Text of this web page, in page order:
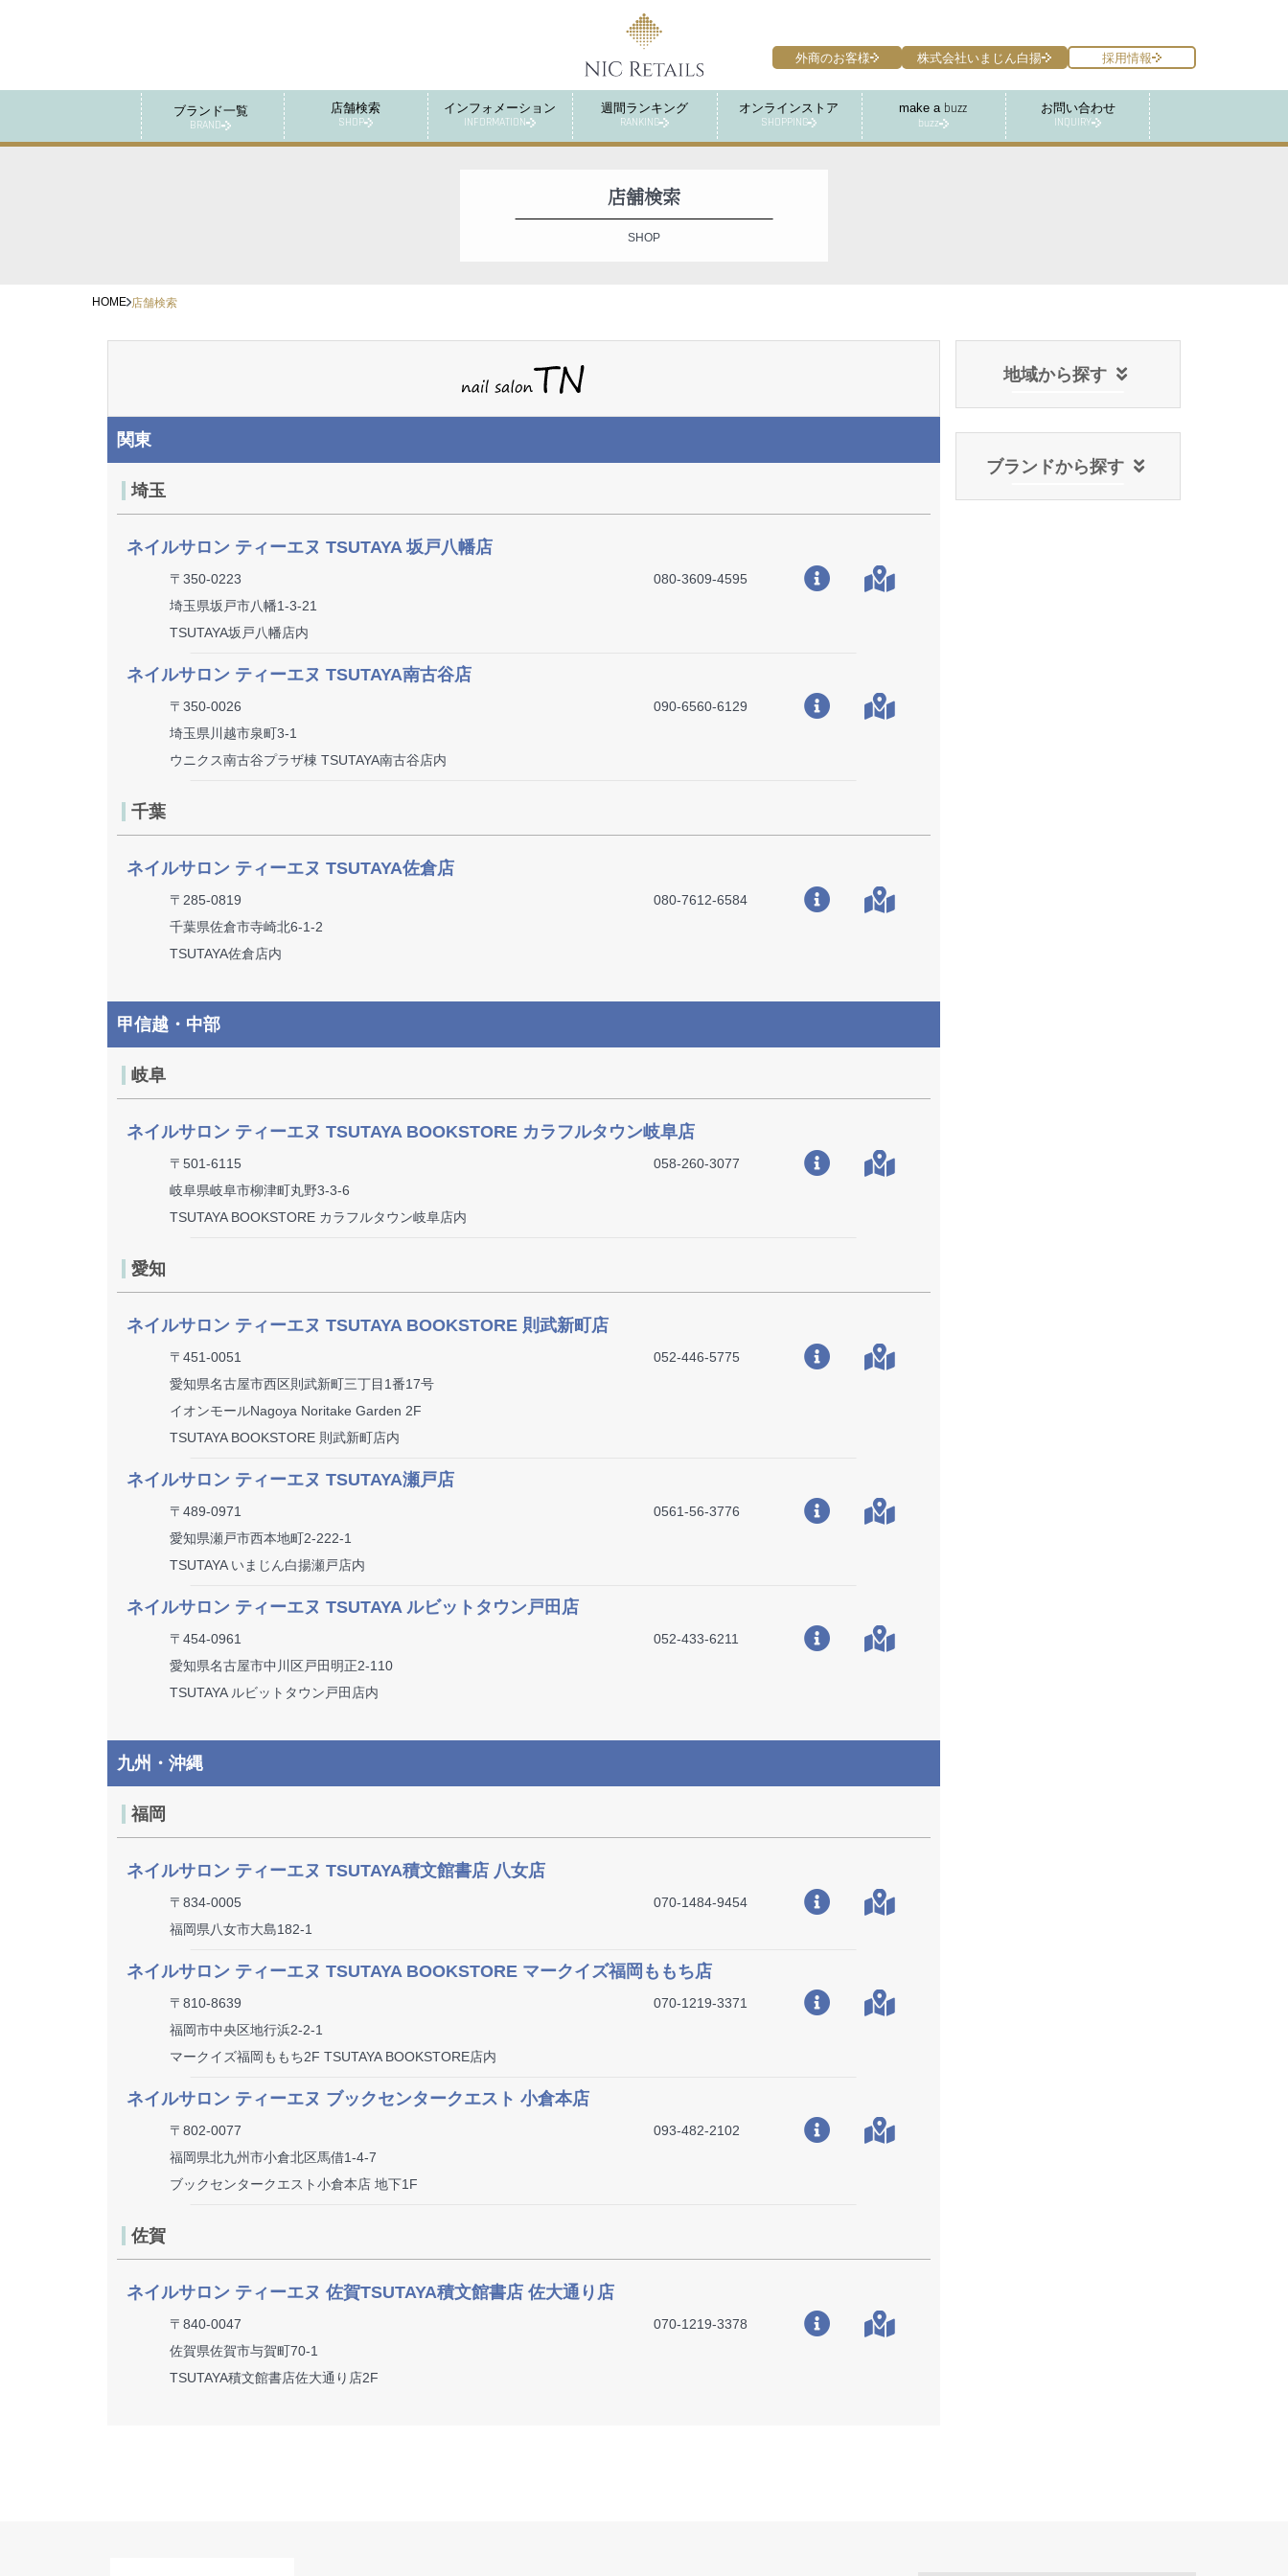
ブランド一覧
BRAND
店舗検索
SHOP
インフォメーション
INFORMATION
週間ランキング
RANKING
オンラインストア
SHOPPING
make a buzz
buzz
お問い合わせ
INQUIRY
外商のお客様 株式会社いまじん白揚 採用情報
店舗検索
SHOP
HOME 店舗検索
関東
埼玉
ネイルサロン ティーエヌ TSUTAYA 坂戸八幡店
〒350-0223
埼玉県坂戸市八幡1-3-21
TSUTAYA坂戸八幡店内
080-3609-4595
ネイルサロン ティーエヌ TSUTAYA南古谷店
〒350-0026
埼玉県川越市泉町3-1
ウニクス南古谷プラザ棟 TSUTAYA南古谷店内
090-6560-6129
千葉
ネイルサロン ティーエヌ TSUTAYA佐倉店
〒285-0819
千葉県佐倉市寺崎北6-1-2
TSUTAYA佐倉店内
080-7612-6584
甲信越・中部
岐阜
ネイルサロン ティーエヌ TSUTAYA BOOKSTORE カラフルタウン岐阜店
〒501-6115
岐阜県岐阜市柳津町丸野3-3-6
TSUTAYA BOOKSTORE カラフルタウン岐阜店内
058-260-3077
愛知
ネイルサロン ティーエヌ TSUTAYA BOOKSTORE 則武新町店
〒451-0051
愛知県名古屋市西区則武新町三丁目1番17号
イオンモールNagoya Noritake Garden 2F
TSUTAYA BOOKSTORE 則武新町店内
052-446-5775
ネイルサロン ティーエヌ TSUTAYA瀬戸店
〒489-0971
愛知県瀬戸市西本地町2-222-1
TSUTAYA いまじん白揚瀬戸店内
0561-56-3776
ネイルサロン ティーエヌ TSUTAYA ルビットタウン戸田店
〒454-0961
愛知県名古屋市中川区戸田明正2-110
TSUTAYA ルビットタウン戸田店内
052-433-6211
九州・沖縄
福岡
ネイルサロン ティーエヌ TSUTAYA積文館書店 八女店
〒834-0005
福岡県八女市大島182-1
070-1484-9454
ネイルサロン ティーエヌ TSUTAYA BOOKSTORE マークイズ福岡ももち店
〒810-8639
福岡市中央区地行浜2-2-1
マークイズ福岡ももち2F TSUTAYA BOOKSTORE店内
070-1219-3371
ネイルサロン ティーエヌ ブックセンタークエスト 小倉本店
〒802-0077
福岡県北九州市小倉北区馬借1-4-7
ブックセンタークエスト小倉本店 地下1F
093-482-2102
佐賀
ネイルサロン ティーエヌ 佐賀TSUTAYA積文館書店 佐大通り店
〒840-0047
佐賀県佐賀市与賀町70-1
TSUTAYA積文館書店佐大通り店2F
070-1219-3378
地域から探す
ブランドから探す